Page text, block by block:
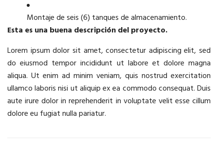
Montaje de seis (6) tanques de almacenamiento.
Esta es una buena descripción del proyecto.
Lorem ipsum dolor sit amet, consectetur adipiscing elit, sed
do eiusmod tempor incididunt ut labore et dolore magna
aliqua. Ut enim ad minim veniam, quis nostrud exercitation
ullamco laboris nisi ut aliquip ex ea commodo consequat. Duis
aute irure dolor in reprehenderit in voluptate velit esse cillum
dolore eu fugiat nulla pariatur.